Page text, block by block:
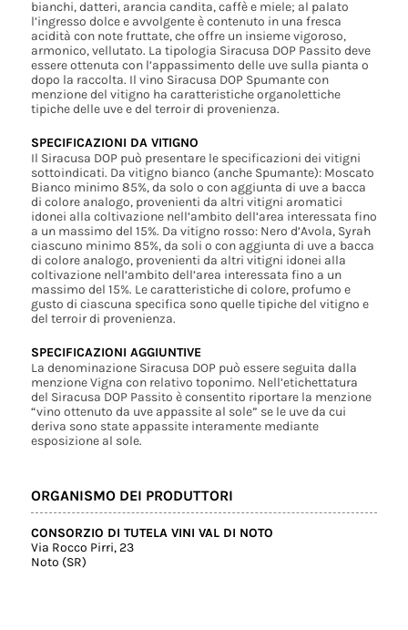
bianchi, datteri, arancia candita, caffè e miele; al palato
l’ingresso dolce e avvolgente è contenuto in una fresca
acidità con note fruttate, che offre un insieme vigoroso,
armonico, vellutato. La tipologia Siracusa DOP Passito deve
essere ottenuta con l’appassimento delle uve sulla pianta o
dopo la raccolta. Il vino Siracusa DOP Spumante con
menzione del vitigno ha caratteristiche organolettiche
tipiche delle uve e del terroir di provenienza.
SPECIFICAZIONI DA VITIGNO
Il Siracusa DOP può presentare le specificazioni dei vitigni
sottoindicati. Da vitigno bianco (anche Spumante): Moscato
Bianco minimo 85%, da solo o con aggiunta di uve a bacca
di colore analogo, provenienti da altri vitigni aromatici
idonei alla coltivazione nell’ambito dell’area interessata fino
a un massimo del 15%. Da vitigno rosso: Nero d’Avola, Syrah
ciascuno minimo 85%, da soli o con aggiunta di uve a bacca
di colore analogo, provenienti da altri vitigni idonei alla
coltivazione nell’ambito dell’area interessata fino a un
massimo del 15%. Le caratteristiche di colore, profumo e
gusto di ciascuna specifica sono quelle tipiche del vitigno e
del terroir di provenienza.
SPECIFICAZIONI AGGIUNTIVE
La denominazione Siracusa DOP può essere seguita dalla
menzione Vigna con relativo toponimo. Nell’etichettatura
del Siracusa DOP Passito è consentito riportare la menzione
“vino ottenuto da uve appassite al sole” se le uve da cui
deriva sono state appassite interamente mediante
esposizione al sole.
ORGANISMO DEI PRODUTTORI
CONSORZIO DI TUTELA VINI VAL DI NOTO
Via Rocco Pirri, 23
Noto (SR)